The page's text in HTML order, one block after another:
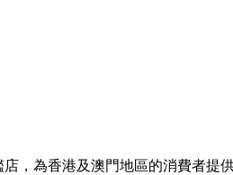
，為香港及澳門地區的消費者